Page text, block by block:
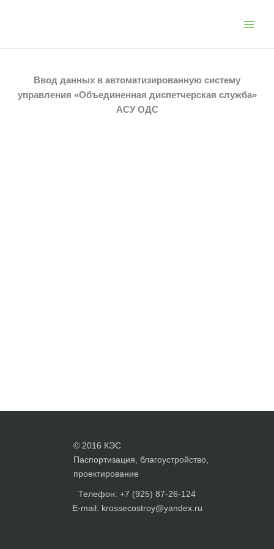
Ввод данных в автоматизированную систему
управления «Объединенная диспетчерская служба»
АСУ ОДС
© 2016 КЭС
Паспортизация, благоустройство,
проектирование
Телефон: +7 (925) 87-26-124
E-mail: krossecostroy@yandex.ru